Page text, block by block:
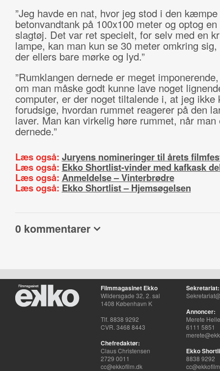
”Jeg havde en nat, hvor jeg stod i den kæmpe
betonvandtank på 100x100 meter og optog
slagtøj. Det var ret specielt, for selv med en
lampe, kan man kun se 30 meter omkring
der ellers bare mørke og lyd.”
”Rumklangen dernede er meget
om man måske godt kunne lave noget
computer, er der noget tiltalende i, at jeg ikke
forudsige, hvordan rummet reagerer på den
laver. Man kan virkelig høre rummet, når man
dernede.”
Læs også: Juryens nomineringer til årets
Læs også: Ekko Shortlist-vinder med kafkask
Læs også: Anmeldelse – Vinterbrødre
Læs også: Ekko Shortlist – Hjemsøgelsen
0 kommentarer
Filmmagasinet Ekko
Wildersgade 32, 2. sal
1408 København K
Tlf. 8838 9292
CVR. 3468 8443
Chefredaktør:
Claus Christensen
2729 0011
cc@ekkofilm.dk
Sekretariat:
Annoncer:
Merete
6111 5851
Ekko
8838 9292